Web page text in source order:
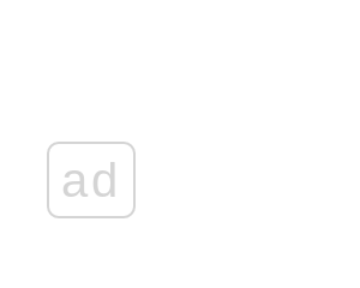
ad